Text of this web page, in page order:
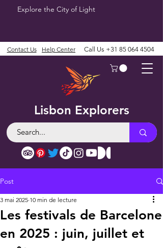
Explore the City of Light
Lisbon Explorers
Contact Us Help Center Call Us +31 85 064 4504
Post
Les festivals de Barcelone
en 2025 : juin, juillet et
3 mai 2025 10 min de lecture